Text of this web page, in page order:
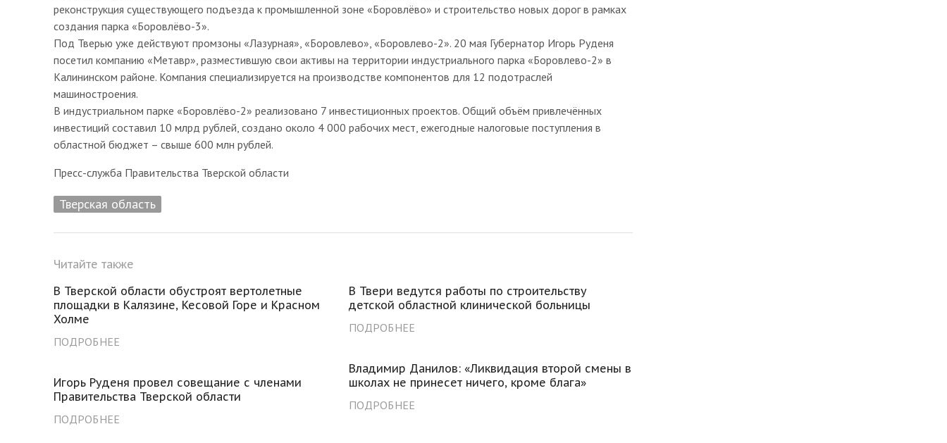
реконструкция существующего подъезда к промышленной зоне «Боровлёво» и строительство новых дорог в рамках
создания парка «Боровлёво-3».
Под Тверью уже действуют промзоны «Лазурная», «Боровлево», «Боровлево-2». 20 мая Губернатор Игорь Руденя
посетил компанию «Метавр», разместившую свои активы на территории индустриального парка «Боровлево-2» в
Калининском районе. Компания специализируется на производстве компонентов для 12 подотраслей
машиностроения.
В индустриальном парке «Боровлёво-2» реализовано 7 инвестиционных проектов. Общий объём привлечённых
инвестиций составил 10 млрд рублей, создано около 4 000 рабочих мест, ежегодные налоговые поступления в
областной бюджет – свыше 600 млн рублей.
Пресс-служба Правительства Тверской области
Тверская область
Читайте также
В Тверской области обустроят вертолетные
площадки в Калязине, Кесовой Горе и Красном
Холме
ПОДРОБНЕЕ
В Твери ведутся работы по строительству
детской областной клинической больницы
ПОДРОБНЕЕ
Владимир Данилов: «Ликвидация второй смены в
школах не принесет ничего, кроме блага»
ПОДРОБНЕЕ
Игорь Руденя провел совещание с членами
Правительства Тверской области
ПОДРОБНЕЕ